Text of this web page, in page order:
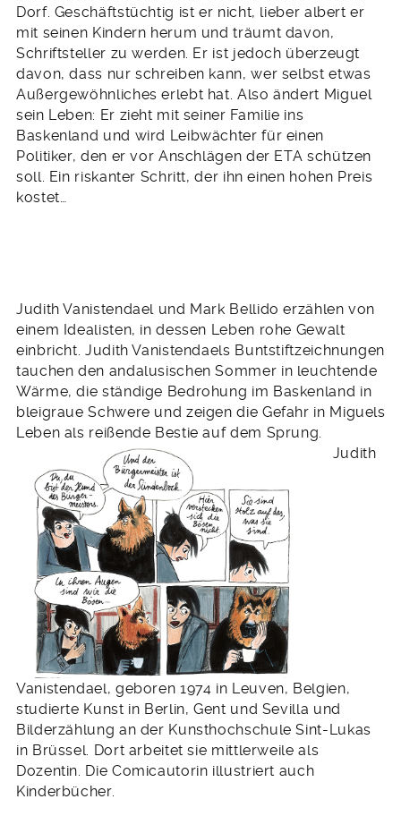
Dorf. Geschäftstüchtig ist er nicht, lieber albert er
mit seinen Kindern herum und träumt davon,
Schriftsteller zu werden. Er ist jedoch überzeugt
davon, dass nur schreiben kann, wer selbst etwas
Außergewöhnliches erlebt hat. Also ändert Miguel
sein Leben: Er zieht mit seiner Familie ins
Baskenland und wird Leibwächter für einen
Politiker, den er vor Anschlägen der ETA schützen
soll. Ein riskanter Schritt, der ihn einen hohen Preis
kostet…
Judith Vanistendael und Mark Bellido erzählen von
einem Idealisten, in dessen Leben rohe Gewalt
einbricht. Judith Vanistendaels Buntstiftzeichnungen
tauchen den andalusischen Sommer in leuchtende
Wärme, die ständige Bedrohung im Baskenland in
bleigraue Schwere und zeigen die Gefahr in Miguels
Leben als reißende Bestie auf dem Sprung.
Judith
Vanistendael, geboren 1974 in Leuven, Belgien,
studierte Kunst in Berlin, Gent und Sevilla und
Bilderzählung an der Kunsthochschule Sint-Lukas
in Brüssel. Dort arbeitet sie mittlerweile als
Dozentin. Die Comicautorin illustriert auch
Kinderbücher.